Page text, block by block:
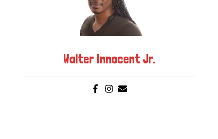
Walter Innocent Jr.